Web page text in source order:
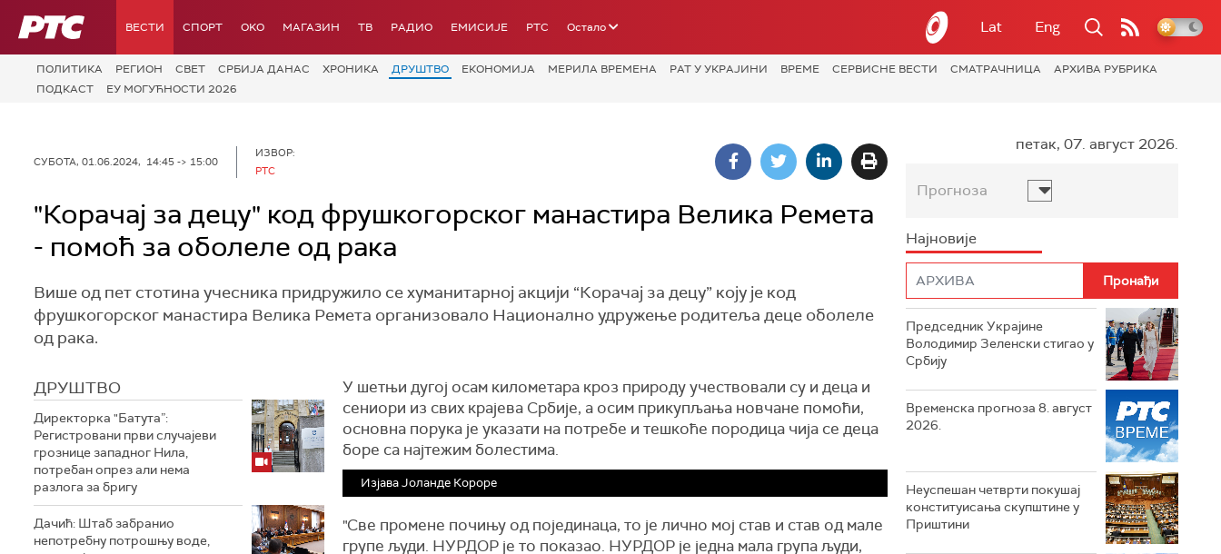
РТС ВЕСТИ СПОРТ OKO МАГАЗИН ТВ РАДИО ЕМИСИЈЕ РТС Остало Lat Eng
ПОЛИТИКА РЕГИОН СВЕТ СРБИЈА ДАНАС ХРОНИКА ДРУШТВО ЕКОНОМИЈА МЕРИЛА ВРЕМЕНА РАТ У УКРАЈИНИ ВРЕМЕ СЕРВИСНЕ ВЕСТИ СМАТРАЧНИЦА
АРХИВА РУБРИКА
ПОДКАСТ
ЕУ МОГУЋНОСТИ 2026
СУБОТА, 01.06.2024, 14:45 -> 15:00
ИЗВОР:
РТС
"Корачај за децу" код фрушкогорског манастира Велика Ремета
- помоћ за оболеле од рака
Више од пет стотина учесника придружило се хуманитарној акцији “Корачај за децу” коју је код
фрушкогорског манастира Велика Ремета организовало Национално удружење родитеља деце оболеле
од рака.
ДРУШТВО
Директорка "Батута”:
Регистровани први случајеви
грознице западног Нила,
потребан опрез али нема
разлога за бригу
Дачић: Штаб забранио
непотребну потрошњу воде,
У шетњи дугој осам километара кроз природу учествовали су и деца и
сениори из свих крајева Србије, а осим прикупљања новчане помоћи,
основна порука је указати на потребе и тешкоће породица чија се деца
боре са најтежим болестима.
Изјава Јоланде Короре
"Све промене почињу од појединаца, то је лично мој став и став од мале
групе људи. НУРДОР је то показао. НУРДОР је једна мала група људи,
петак, 07. август 2026.
Прогноза
Најновије
Председник Украјине
Володимир Зеленски стигао у
Србију
Временска прогноза 8. август
2026.
Неуспешан четврти покушај
конституисања скупштине у
Приштини